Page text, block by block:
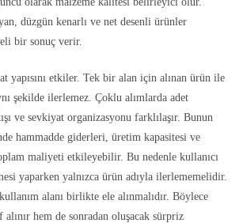
düzgün kenarlı ve net desenli ürünler
bir sonuç verir.
yapısını etkiler. Tek bir alan için alınan ürün ile
şekilde ilerlemez. Çoklu alımlarda adet
ve sevkiyat organizasyonu farklılaşır. Bunun
hammadde giderleri, üretim kapasitesi ve
maliyeti etkileyebilir. Bu nedenle kullanıcı
yaparken yalnızca ürün adıyla ilerlememelidir.
alanı birlikte ele alınmalıdır. Böylece
hem de sonradan oluşacak sürpriz